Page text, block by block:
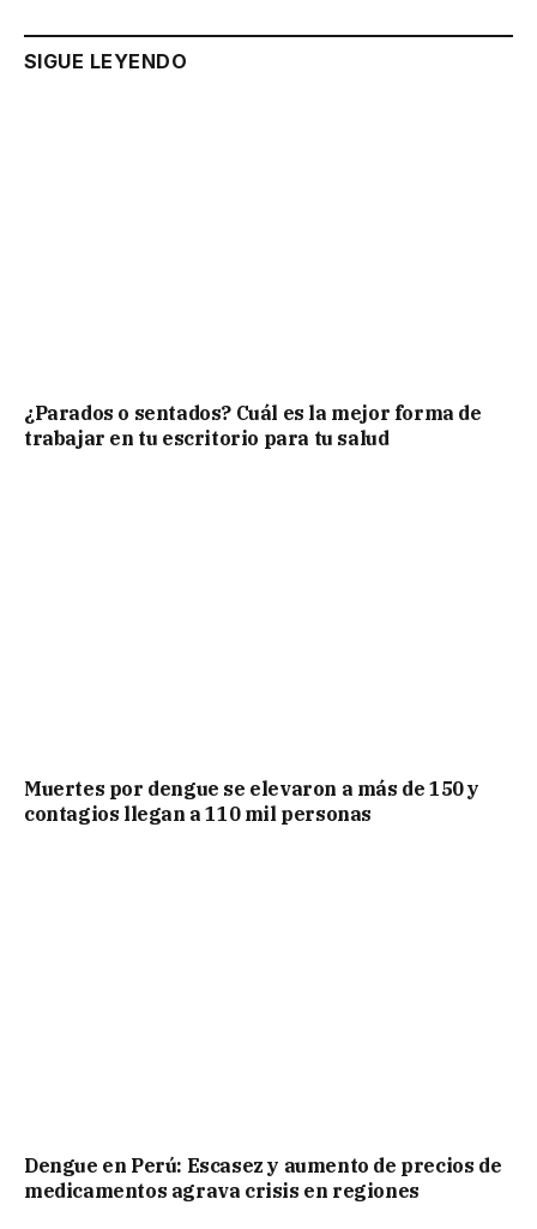
SIGUE LEYENDO
¿Parados o sentados? Cuál es la mejor forma de
trabajar en tu escritorio para tu salud
Muertes por dengue se elevaron a más de 150 y
contagios llegan a 110 mil personas
Dengue en Perú: Escasez y aumento de precios de
medicamentos agrava crisis en regiones